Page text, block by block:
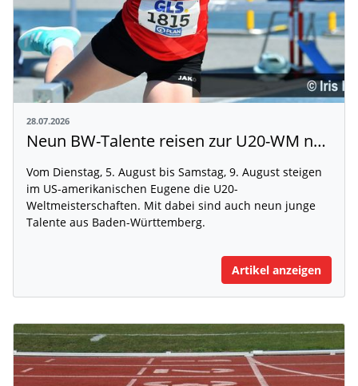
28.07.2026
Neun BW-Talente reisen zur U20-WM nach Eugene
Vom Dienstag, 5. August bis Samstag, 9. August steigen
im US-amerikanischen Eugene die U20-
Weltmeisterschaften. Mit dabei sind auch neun junge
Talente aus Baden-Württemberg.
Artikel anzeigen